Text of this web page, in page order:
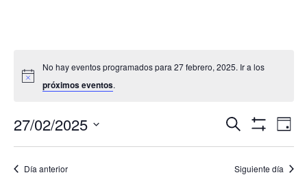
No hay eventos programados para 27 febrero, 2025. Ir a los
próximos eventos.
Buscar
Filtros
de
de
Día
27/02/2025
Día anterior Siguiente día